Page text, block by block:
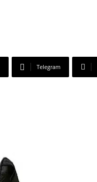
Telegram